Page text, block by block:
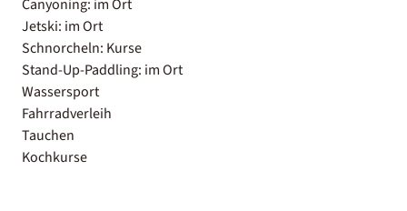
Canyoning: im Ort
Jetski: im Ort
Schnorcheln: Kurse
Stand-Up-Paddling: im Ort
Wassersport
Fahrradverleih
Tauchen
Kochkurse